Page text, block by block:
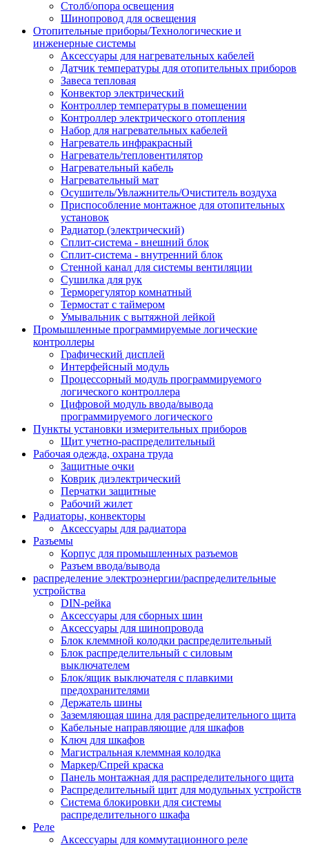
Столб/опора освещения
Шинопровод для освещения
Отопительные приборы/Технологические и
инженерные системы
Аксессуары для нагревательных кабелей
Датчик температуры для отопительных приборов
Завеса тепловая
Конвектор электрический
Контроллер температуры в помещении
Контроллер электрического отопления
Набор для нагревательных кабелей
Нагреватель инфракрасный
Нагреватель/тепловентилятор
Нагревательный кабель
Нагревательный мат
Осушитель/Увлажнитель/Очиститель воздуха
Приспособление монтажное для отопительных
установок
Радиатор (электрический)
Сплит-система - внешний блок
Сплит-система - внутренний блок
Стенной канал для системы вентиляции
Сушилка для рук
Терморегулятор комнатный
Термостат с таймером
Умывальник с вытяжной лейкой
Промышленные программируемые логические
контроллеры
Графический дисплей
Интерфейсный модуль
Процессорный модуль программируемого
логического контроллера
Цифровой модуль ввода/вывода
программируемого логического
Пункты установки измерительных приборов
Щит учетно-распределительный
Рабочая одежда, охрана труда
Защитные очки
Коврик диэлектрический
Перчатки защитные
Рабочий жилет
Радиаторы, конвекторы
Аксессуары для радиатора
Разъемы
Корпус для промышленных разъемов
Разъем ввода/вывода
распределение электроэнергии/распределительные
устройства
DIN-рейка
Аксессуары для сборных шин
Аксессуары для шинопровода
Блок клеммной колодки распределительный
Блок распределительный с силовым
выключателем
Блок/ящик выключателя с плавкими
предохранителями
Держатель шины
Заземляющая шина для распределительного щита
Кабельные направляющие для шкафов
Ключ для шкафов
Магистральная клеммная колодка
Маркер/Спрей краска
Панель монтажная для распределительного щита
Распределительный щит для модульных устройств
Система блокировки для системы
распределительного шкафа
Реле
Аксессуары для коммутационного реле